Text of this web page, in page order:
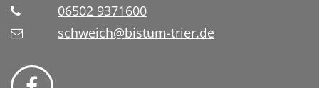
06502 9371600
schweich@bistum-trier.de